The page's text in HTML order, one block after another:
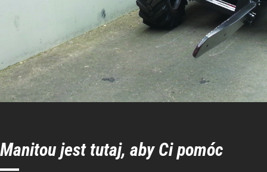
Manitou jest tutaj, aby Ci pomóc